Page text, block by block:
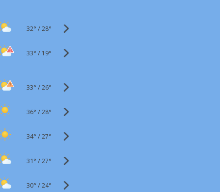
32° /28°
33° / 19°
33° /26°
36° /28°
34° /27°
31° /27°
30° /24°